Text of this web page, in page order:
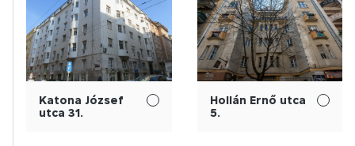
Katona József
utca 31.
Hollán Ernő utca
5.